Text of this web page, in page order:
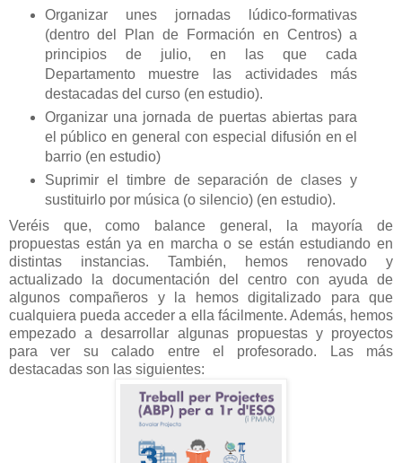
Organizar unes jornadas lúdico-formativas
(dentro del Plan de Formación en Centros) a
principios de julio, en las que cada
Departamento muestre las actividades más
destacadas del curso (en estudio).
Organizar una jornada de puertas abiertas para
el público en general con especial difusión en el
barrio (en estudio)
Suprimir el timbre de separación de clases y
sustituirlo por música (o silencio) (en estudio).
Veréis que, como balance general, la mayoría de
propuestas están ya en marcha o se están estudiando en
distintas instancias. También, hemos renovado y
actualizado la documentación del centro con ayuda de
algunos compañeros y la hemos digitalizado para que
cualquiera pueda acceder a ella fácilmente. Además, hemos
empezado a desarrollar algunas propuestas y proyectos
para ver su calado entre el profesorado. Las más
destacadas son las siguientes: